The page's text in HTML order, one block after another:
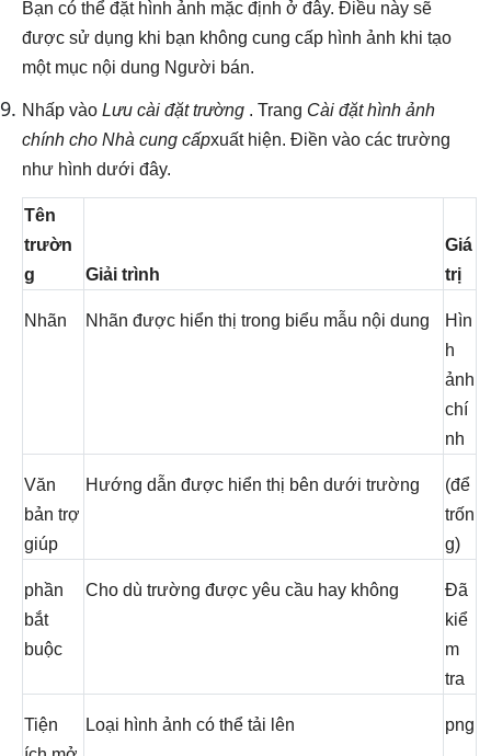
Bạn có thể đặt hình ảnh mặc định ở đây. Điều này sẽ
được sử dụng khi bạn không cung cấp hình ảnh khi tạo
một mục nội dung Người bán.
Nhấp vàoLưu cài đặt trường . Trang Cài đặt hình ảnh
chính cho Nhà cung cấpxuất hiện. Điền vào các trường
như hình dưới đây.
Tên
trườn
g
Giải trình
Giá
trị
Nhãn Nhãn được hiển thị trong biểu mẫu nội dung
Hìn
h
ảnh
chí
nh
Văn
bản trợ
giúp
Hướng dẫn được hiển thị bên dưới trường
(để
trốn
g)
phần
bắt
buộc
Cho dù trường được yêu cầu hay không
Đã
kiể
m
tra
Tiện
Loại hình ảnh có thể tải lên
png